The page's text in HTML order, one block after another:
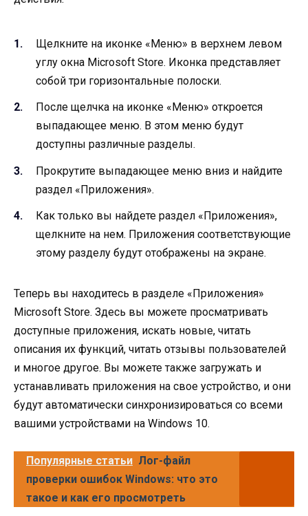
Щелкните на иконке «Меню» в верхнем левом
углу окна Microsoft Store. Иконка представляет
собой три горизонтальные полоски.
После щелчка на иконке «Меню» откроется
выпадающее меню. В этом меню будут
доступны различные разделы.
Прокрутите выпадающее меню вниз и найдите
раздел «Приложения».
Как только вы найдете раздел «Приложения»,
щелкните на нем. Приложения соответствующие
этому разделу будут отображены на экране.
Теперь вы находитесь в разделе «Приложения»
Microsoft Store. Здесь вы можете просматривать
доступные приложения, искать новые, читать
описания их функций, читать отзывы пользователей
и многое другое. Вы можете также загружать и
устанавливать приложения на свое устройство, и они
будут автоматически синхронизироваться со всеми
вашими устройствами на Windows 10.
Популярные статьи Лог-файл
проверки ошибок Windows: что это
такое и как его просмотреть